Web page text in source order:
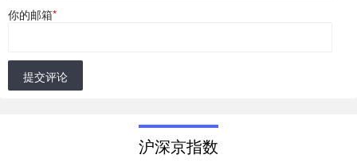
你的邮箱*
提交评论
沪深京指数